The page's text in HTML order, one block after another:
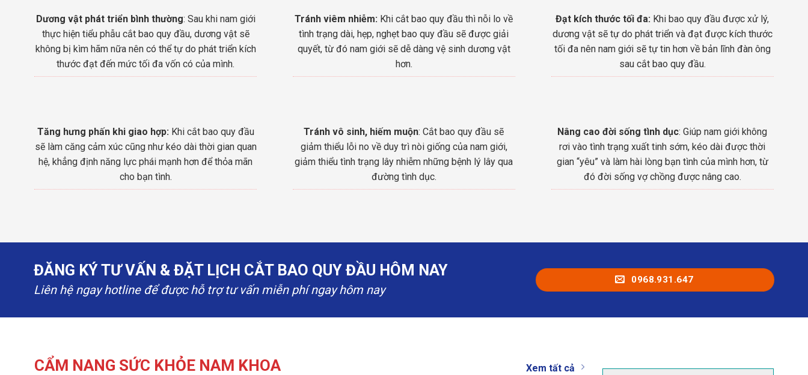
Dương vật phát triển bình thường: Sau khi nam giới
thực hiện tiểu phẫu cắt bao quy đầu, dương vật sẽ
không bị kìm hãm nữa nên có thể tự do phát triển kích
thước đạt đến mức tối đa vốn có của mình.
Tránh viêm nhiễm: Khi cắt bao quy đầu thì nỗi lo về
tình trạng dài, hẹp, nghẹt bao quy đầu sẽ được giải
quyết, từ đó nam giới sẽ dễ dàng vệ sinh dương vật
hơn.
Đạt kích thước tối đa: Khi bao quy đầu được xử lý,
dương vật sẽ tự do phát triển và đạt được kích thước
tối đa nên nam giới sẽ tự tin hơn về bản lĩnh đàn ông
sau cắt bao quy đầu.
Tăng hưng phấn khi giao hợp: Khi cắt bao quy đầu
sẽ làm căng cảm xúc cũng như kéo dài thời gian quan
hệ, khẳng định năng lực phái mạnh hơn để thỏa mãn
cho bạn tình.
Tránh vô sinh, hiếm muộn: Cắt bao quy đầu sẽ
giảm thiểu lỗi no về duy trì nòi giống của nam giới,
giảm thiểu tình trạng lây nhiễm những bệnh lý lây qua
đường tình dục.
Nâng cao đời sống tình dục: Giúp nam giới không
rơi vào tình trạng xuất tinh sớm, kéo dài được thời
gian “yêu” và làm hài lòng bạn tình của mình hơn, từ
đó đời sống vợ chồng được nâng cao.
ĐĂNG KÝ TƯ VẤN & ĐẶT LỊCH CẮT BAO QUY ĐẦU HÔM NAY
Liên hệ ngay hotline để được hỗ trợ tư vấn miễn phí ngay hôm nay
0968.931.647
CẨM NANG SỨC KHỎE NAM KHOA Xem tất cả